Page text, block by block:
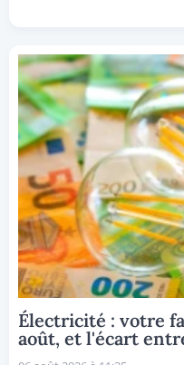
Électricité : votre
août, et l'écart